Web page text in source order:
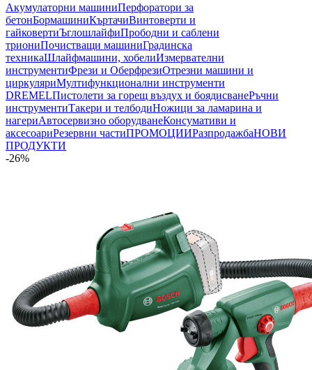
Акумулаторни машиниПерфоратори за
бетонБормашиниКъртачиВинтоверти и
гайковертиЪглошлайфиПрободни и саблени
триониПочистващи машиниГрадинска
техникаШлайфмашини, хобелиИзмервателни
инструментиФрези и ОберфрезиОтрезни машини и
циркуляриМултифункционални инструменти
DREMELПистолети за горещ въздух и боядисванеРъчни
инструментиТакери и телбодиНожици за ламарина и
нагериАвтосервизно оборудванеКонсумативи и
аксесоариРезервни частиПРОМОЦИИРазпродажбаНОВИ
ПРОДУКТИ
-26%